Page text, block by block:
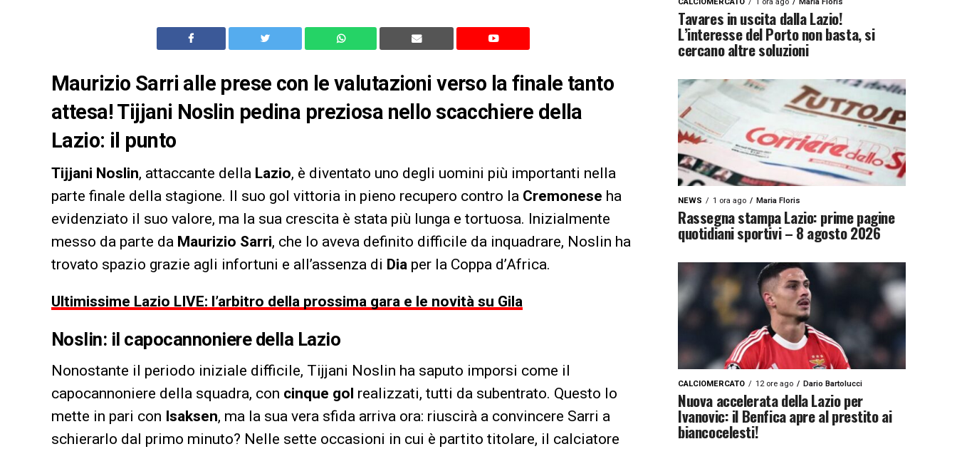
Maurizio Sarri alle prese con le valutazioni verso la finale tanto
attesa! Tijjani Noslin pedina preziosa nello scacchiere della
Lazio: il punto
Tijjani Noslin, attaccante della Lazio, è diventato uno degli uomini più importanti nella
parte finale della stagione. Il suo gol vittoria in pieno recupero contro la Cremonese ha
evidenziato il suo valore, ma la sua crescita è stata più lunga e tortuosa. Inizialmente
messo da parte da Maurizio Sarri, che lo aveva definito difficile da inquadrare, Noslin ha
trovato spazio grazie agli infortuni e all’assenza di Dia per la Coppa d’Africa.
Ultimissime Lazio LIVE: l’arbitro della prossima gara e le novità su Gila
Noslin: il capocannoniere della Lazio
Nonostante il periodo iniziale difficile, Tijjani Noslin ha saputo imporsi come il
capocannoniere della squadra, con cinque gol realizzati, tutti da subentrato. Questo lo
mette in pari con Isaksen, ma la sua vera sfida arriva ora: riuscirà a convincere Sarri a
schierarlo dal primo minuto? Nelle sette occasioni in cui è partito titolare, il calciatore
Tavares in uscita dalla Lazio!
L’interesse del Porto non basta, si
cercano altre soluzioni
NEWS 1 ora ago Maria Floris
Rassegna stampa Lazio: prime pagine
quotidiani sportivi – 8 agosto 2026
CALCIOMERCATO 12 ore ago Dario Bartolucci
Nuova accelerata della Lazio per
Ivanovic: il Benfica apre al prestito ai
biancocelesti!